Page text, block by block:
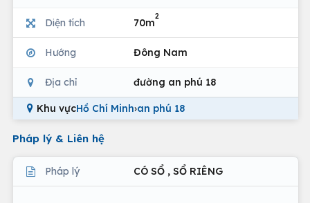
Diện tích 70m
2
Hướng Đông Nam
Địa chỉ đường an phú 18
Khu vựcHồ Chí Minh›an phú 18
Pháp lý & Liên hệ
Pháp lý CÓ SỔ , SỔ RIÊNG